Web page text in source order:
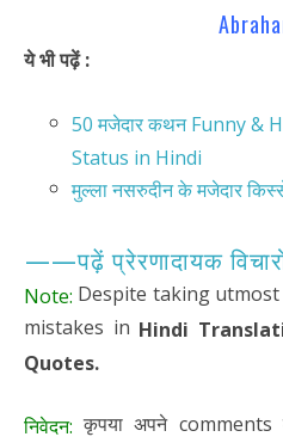
ये भी पढ़ें :
50 मजेदार कथन Funny &
Status in Hindi
मुल्ला नसरुदीन के मजेदार
——पढ़ें प्रेरणादायक
Note: Despite taking
mistakes in Hindi
Quotes.
निवेदन:कृपया अपने comments